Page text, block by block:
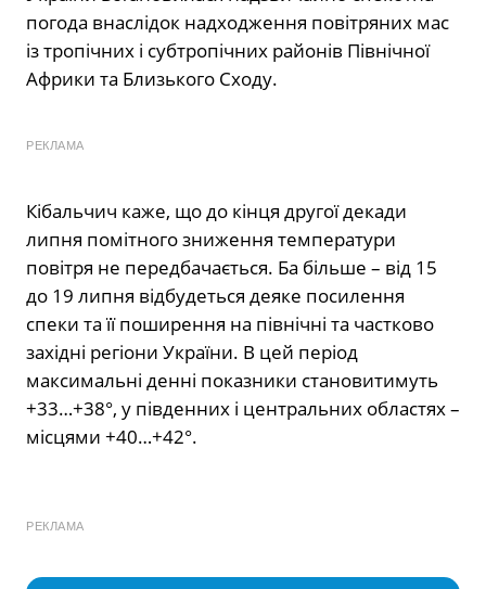
погода внаслідок надходження повітряних мас
із тропічних і субтропічних районів Північної
Африки та Близького Сходу.
РЕКЛАМА
Кібальчич каже, що до кінця другої декади
липня помітного зниження температури
повітря не передбачається. Ба більше – від 15
до 19 липня відбудеться деяке посилення
спеки та її поширення на північні та частково
західні регіони України. В цей період
максимальні денні показники становитимуть
+33…+38°, у південних і центральних областях –
місцями +40…+42°.
РЕКЛАМА